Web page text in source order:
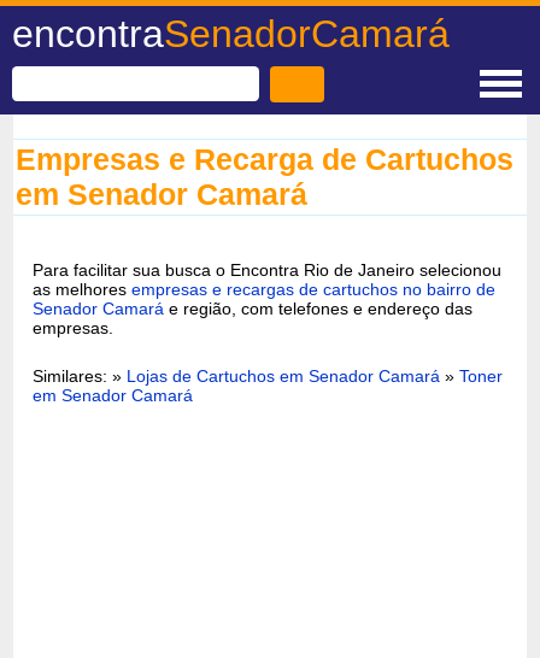
encontraSenadorCamará
Empresas e Recarga de Cartuchos
em Senador Camará
Para facilitar sua busca o Encontra Rio de Janeiro selecionou
as melhoresempresas e recargas de cartuchos no bairro de
Senador Camará e região, com telefones e endereço das
empresas.
Similares: » Lojas de Cartuchos em Senador Camará »Toner
em Senador Camará